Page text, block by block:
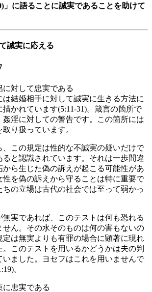
」に語ることに誠実であることを助けて
誠実に応える
に対して忠実である
は結婚相手に対して誠実に生きる方法に
かれています(5:11-31)。箴言の箇所で
姦淫に対しての警告です。この箇所には
り扱っています。
、この規定は性的な不誠実の疑いだけで
ると認識されています。それは一歩間違
から生じた偽の訴えが起こる可能性があ
性を偽の訴えから守ることは特に重要で
ちの立場は古代の社会では至って弱かっ
無実であれば、このテストは何も恐れる
せん。その水そのものは何の害もないの
定は無実よりも有罪の場合に顕著に現れ
。このテストを用いるかどうかは夫の判
いました。ヨセフはこれを用いませんで
。
に忠実である